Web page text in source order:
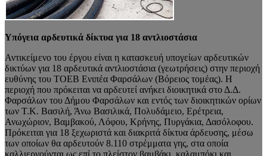
Υπόγεια αρδευτικά δίκτυα για 18 αντλιοστάσια
Αντικείμενο του έργου είναι η κατασκευή υπογείων αρδευτικών
δικτύων για 18 αρδευτικά αντλιοστάσια (γεωτρήσεις) στην περιοχή
ευθύνης του ΤΟΕΒ Ενιπέα Φαρσάλων (Βόρειος τομέας). Η
περιοχή που πρόκειται να αρδευτεί ανήκει διοικητικά στο Δ.Δ.
Φαρσάλων του Δήμου Φαρσάλων και εντός των διοικητικών ορίων
των Τ.Κ. Βασιλή, Άνω Βασιλικά, Πολυδάμειο, Ερέτρεια,
Ανωχώριον, Βαμβακού, Λόφου, Κρήνης, Πυργάκια, Δασόλοφου.
Πρόκειται για 18 ξεχωριστά και διακριτά δίκτυα άρδευσης, μέσω
των οποίων θα αρδευτούν 8.110 στρέμματα γης, στα οποία
καλλιεργούνται ως επί το πλείστον βαμβάκι, καλαμπόκι και